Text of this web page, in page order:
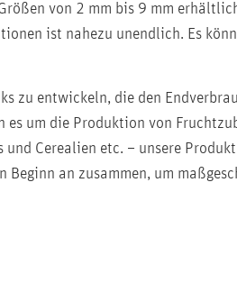
von 2 mm bis 9 mm
ist nahezu unendlich. Es
zu entwickeln, die den
um die Produktion von
Cerealien etc. – unsere
an zusammen, um